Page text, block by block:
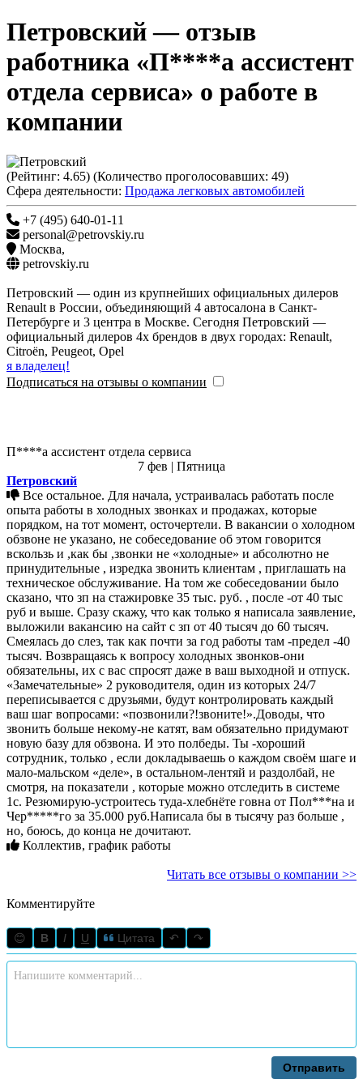
Петровский— отзыв
работника «П****а ассистент
отдела сервиса» о работе в
компании
(Рейтинг: 4.65) (Количество проголосовавших: 49)
Сфера деятельности: Продажа легковых автомобилей
+7 (495) 640-01-11
personal@petrovskiy.ru
Москва,
petrovskiy.ru
Петровский — один из крупнейших официальных дилеров
Renault в России, объединяющий 4 автосалона в Санкт-
Петербурге и 3 центра в Москве. Сегодня Петровский —
официальный дилеров 4х брендов в двух городах: Renault,
Citroёn, Peugeot, Opel
я владелец!
Подписаться на отзывы о компании
П****а ассистент отдела сервиса
7 фев | Пятница
Петровский
опыта работы в холодных звонках и продажах, которые
порядком, на тот момент, осточертели. В вакансии о холодном
обзвоне не указано, не собеседование об этом говорится
вскользь и ,как бы ,звонки не «холодные» и абсолютно не
принудительные , изредка звонить клиентам , приглашать на
техническое обслуживание. На том же собеседовании было
сказано, что зп на стажировке 35 тыс. руб. , после -от 40 тыс
руб и выше. Сразу скажу, что как только я написала заявление,
выложили вакансию на сайт с зп от 40 тысяч до 60 тысяч.
Смеялась до слез, так как почти за год работы там -предел -40
тысяч. Возвращаясь к вопросу холодных звонков-они
обязательны, их с вас спросят даже в ваш выходной и отпуск.
«Замечательные» 2 руководителя, один из которых 24/7
переписывается с друзьями, будут контролировать каждый
ваш шаг вопросами: «позвонили?!звоните!».Доводы, что
звонить больше некому-не катят, вам обязательно придумают
новую базу для обзвона. И это полбеды. Ты -хороший
сотрудник, только , если докладываешь о каждом своём шаге и
мало-мальском «деле», в остальном-лентяй и раздолбай, не
смотря, на показатели , которые можно отследить в системе
1с. Резюмирую-устроитесь туда-хлебнёте говна от Пол***на и
Чер*****го за 35.000 руб.Написала бы в тысячу раз больше ,
но, боюсь, до конца не дочитают.
Коллектив, график работы
Читать все отзывы о компании >>
Комментируйте
😊 B I U Цитата ↶ ↷
Отправить